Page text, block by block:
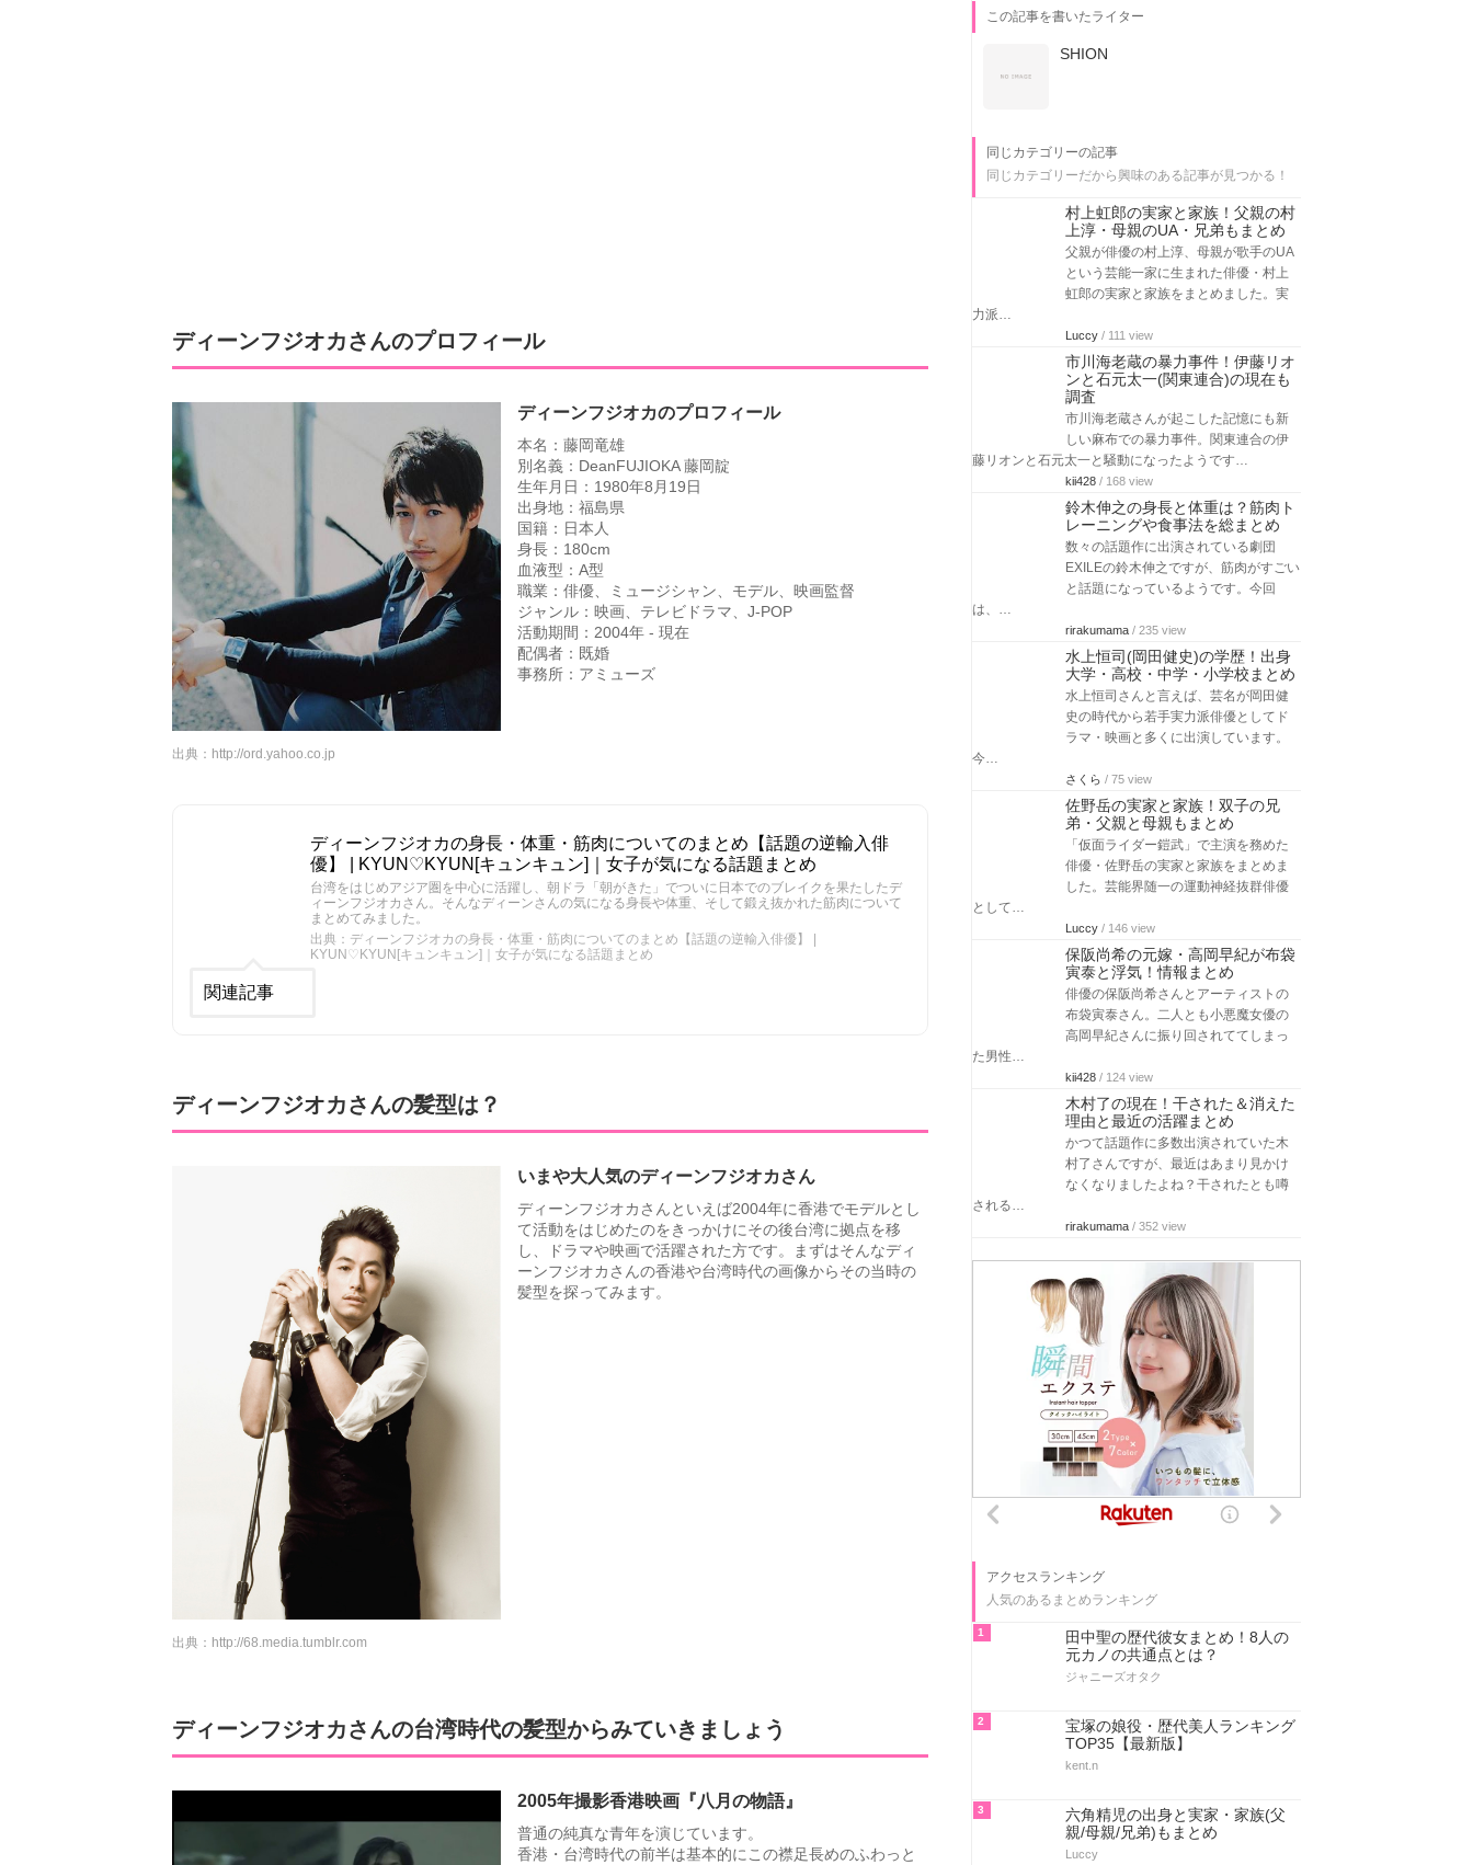
ディーンフジオカさんのプロフィール
ディーンフジオカのプロフィール
本名：藤岡竜雄
別名義：DeanFUJIOKA 藤岡靛
生年月日：1980年8月19日
出身地：福島県
国籍：日本人
身長：180cm
血液型：A型
職業：俳優、ミュージシャン、モデル、映画監督
ジャンル：映画、テレビドラマ、J-POP
活動期間：2004年 - 現在
配偶者：既婚
事務所：アミューズ
出典： http://ord.yahoo.co.jp
ディーンフジオカの身長・体重・筋肉についてのまとめ【話題の逆輸入俳
優】 | KYUN♡KYUN[キュンキュン]｜女子が気になる話題まとめ
台湾をはじめアジア圏を中心に活躍し、朝ドラ「朝がきた」でついに日本でのブレイクを果たしたデ
ィーンフジオカさん。そんなディーンさんの気になる身長や体重、そして鍛え抜かれた筋肉について
まとめてみました。
出典：ディーンフジオカの身長・体重・筋肉についてのまとめ【話題の逆輸入俳優】 |
KYUN♡KYUN[キュンキュン]｜女子が気になる話題まとめ
関連記事
ディーンフジオカさんの髪型は？
いまや大人気のディーンフジオカさん
ディーンフジオカさんといえば2004年に香港でモデルとし
て活動をはじめたのをきっかけにその後台湾に拠点を移
し、ドラマや映画で活躍された方です。まずはそんなディ
ーンフジオカさんの香港や台湾時代の画像からその当時の
髪型を探ってみます。
出典： http://68.media.tumblr.com
ディーンフジオカさんの台湾時代の髪型からみていきましょう
2005年撮影香港映画『八月の物語』
普通の純真な青年を演じています。
香港・台湾時代の前半は基本的にこの襟足長めのふわっと
この記事を書いたライター
SHION
同じカテゴリーの記事
同じカテゴリーだから興味のある記事が見つかる！
村上虹郎の実家と家族！父親の村
上淳・母親のUA・兄弟もまとめ
父親が俳優の村上淳、母親が歌手のUA
という芸能一家に生まれた俳優・村上
虹郎の実家と家族をまとめました。実
力派…
Luccy / 111 view
市川海老蔵の暴力事件！伊藤リオ
ンと石元太一(関東連合)の現在も
調査
市川海老蔵さんが起こした記憶にも新
しい麻布での暴力事件。関東連合の伊
藤リオンと石元太一と騒動になったようです…
kii428 / 168 view
鈴木伸之の身長と体重は？筋肉ト
レーニングや食事法を総まとめ
数々の話題作に出演されている劇団
EXILEの鈴木伸之ですが、筋肉がすごい
と話題になっているようです。今回
は、…
rirakumama / 235 view
水上恒司(岡田健史)の学歴！出身
大学・高校・中学・小学校まとめ
水上恒司さんと言えば、芸名が岡田健
史の時代から若手実力派俳優としてド
ラマ・映画と多くに出演しています。
今…
さくら / 75 view
佐野岳の実家と家族！双子の兄
弟・父親と母親もまとめ
「仮面ライダー鎧武」で主演を務めた
俳優・佐野岳の実家と家族をまとめま
した。芸能界随一の運動神経抜群俳優
として…
Luccy / 146 view
保阪尚希の元嫁・高岡早紀が布袋
寅泰と浮気！情報まとめ
俳優の保阪尚希さんとアーティストの
布袋寅泰さん。二人とも小悪魔女優の
高岡早紀さんに振り回されててしまっ
た男性…
kii428 / 124 view
木村了の現在！干された＆消えた
理由と最近の活躍まとめ
かつて話題作に多数出演されていた木
村了さんですが、最近はあまり見かけ
なくなりましたよね？干されたとも噂
される…
rirakumama / 352 view
アクセスランキング
人気のあるまとめランキング
1
田中聖の歴代彼女まとめ！8人の
元カノの共通点とは？
ジャニーズオタク
2
宝塚の娘役・歴代美人ランキング
TOP35【最新版】
kent.n
3
六角精児の出身と実家・家族(父
親/母親/兄弟)もまとめ
Luccy